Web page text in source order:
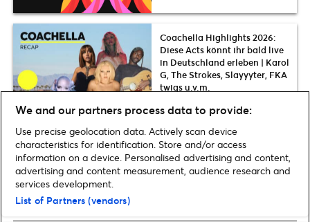
Coachella Highlights 2026:
Diese Acts könnt ihr bald live
in Deutschland erleben | Karol
G, The Strokes, Slayyyter, FKA
twigs u.v.m.
Tipps für Berlin im Frühjahr: 7
außergewöhnliche Events,
Messen & Partys im Mai 2026
We and our partners process data to provide:
Use precise geolocation data. Actively scan device
characteristics for identification. Store and/or access
information on a device. Personalised advertising and content,
advertising and content measurement, audience research and
services development.
List of Partners (vendors)